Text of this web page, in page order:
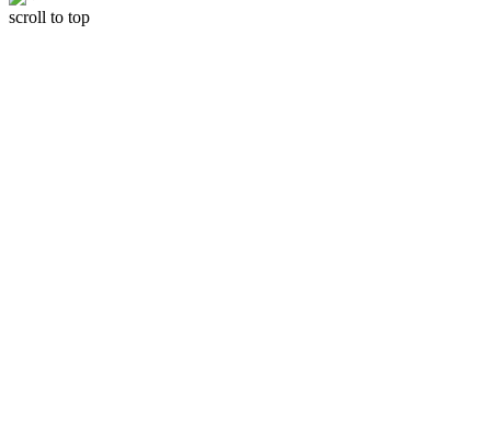
scroll to top